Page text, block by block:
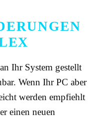
Ihr System gestellt
Wenn Ihr PC aber
werden empfiehlt
einen neuen